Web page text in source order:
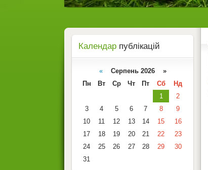
Календар публікацій
«Серпень 2026 »
Пн
Вт Ср Чт Пт Сб
Нд
1
2
3
4 5 6 7 8
9
10
11 12 13 14 15
16
17
18 19 20 21 22
23
24
25 26 27 28 29
30
31